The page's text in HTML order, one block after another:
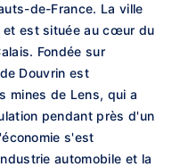
de-France. La ville
est située au cœur du
Fondée sur
Douvrin est
mines de Lens, qui a
pendant près d'un
s'est
automobile et la